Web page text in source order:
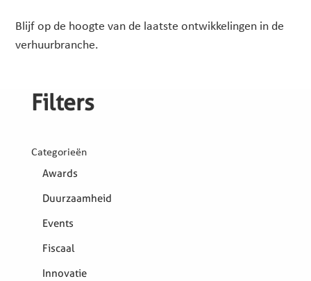
Blijf op de hoogte van de laatste ontwikkelingen in de
verhuurbranche.
Filters
Categorieën
Awards
Duurzaamheid
Events
Fiscaal
Innovatie